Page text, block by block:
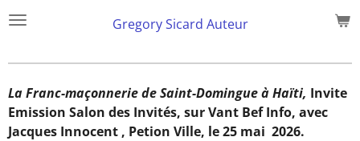
Skip
Gregory Sicard Auteur
La Franc-maçonnerie de Saint-Domingue à Haïti, Invite
Emission Salon des Invités, sur Vant Bef Info, avec
Jacques Innocent , Petion Ville, le 25 mai 2026.